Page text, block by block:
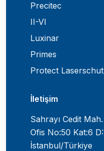
Precitec
II-VI
Luxinar
Primes
Protect
İletişim
Sahrayı Cedit
Ofis No:50 Kat:6
İstanbul/Türkiye